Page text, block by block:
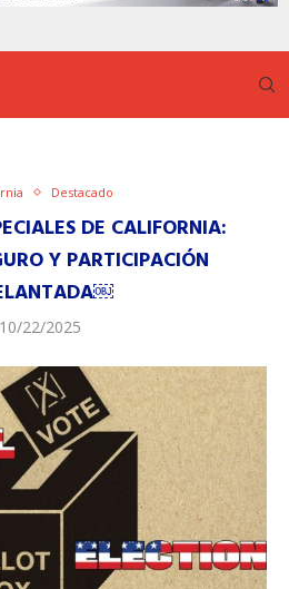
Destacado
DE CALIFORNIA:
Y PARTICIPACIÓN
10/22/2025